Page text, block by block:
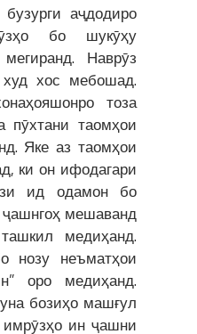
аҷдодиро
бо шукӯҳу
Наврӯз
хос мебошад.
тоза
пӯхтани таомҳои
Яке аз таомҳои
ки он ифодагари
ид одамон бо
мешаванд
медиҳанд.
нозу неъматҳои
оро медиҳанд.
бозиҳо машғул
ин ҷашни